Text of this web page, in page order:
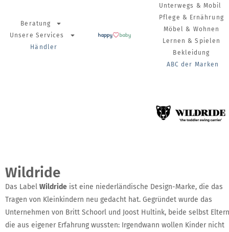
Beratung
Unsere Services
Händler
Unterwegs & Mobil
Pflege & Ernährung
Möbel & Wohnen
Lernen & Spielen
Bekleidung
ABC der Marken
Wildride
Das Label Wildride ist eine niederländische Design-Marke, die das
Tragen von Kleinkindern neu gedacht hat. Gegründet wurde das
Unternehmen von Britt Schoorl und Joost Hultink, beide selbst
die aus eigener Erfahrung wussten: Irgendwann wollen Kinder nicht